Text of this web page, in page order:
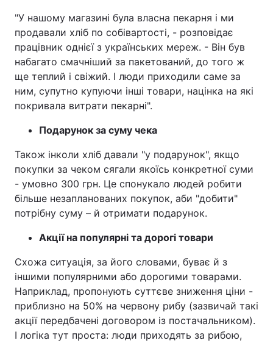
"У нашому магазині була власна пекарня і ми
продавали хліб по собівартості, - розповідає
працівник однієї з українських мереж. - Він був
набагато смачніший за пакетований, до того ж
ще теплий і свіжий. І люди приходили саме за
ним, супутно купуючи інші товари, націнка на які
покривала витрати пекарні".
Подарунок за суму чека
Також інколи хліб давали "у подарунок", якщо
покупки за чеком сягали якоїсь конкретної суми
- умовно 300 грн. Це спонукало людей робити
більше незапланованих покупок, аби "добити"
потрібну суму – й отримати подарунок.
Акції на популярні та дорогі товари
Схожа ситуація, за його словами, буває й з
іншими популярними або дорогими товарами.
Наприклад, пропонують суттєве зниження ціни -
приблизно на 50% на червону рибу (зазвичай такі
акції передбачені договором із постачальником).
І логіка тут проста: люди приходять за рибою,